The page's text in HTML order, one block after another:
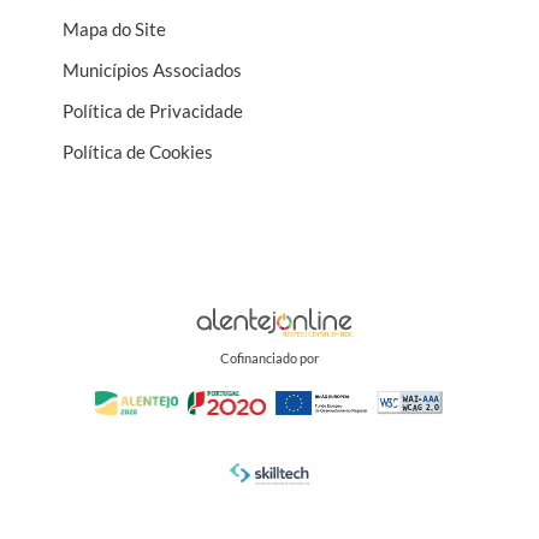
Mapa do Site
Municípios Associados
Política de Privacidade
Política de Cookies
Cofinanciado por